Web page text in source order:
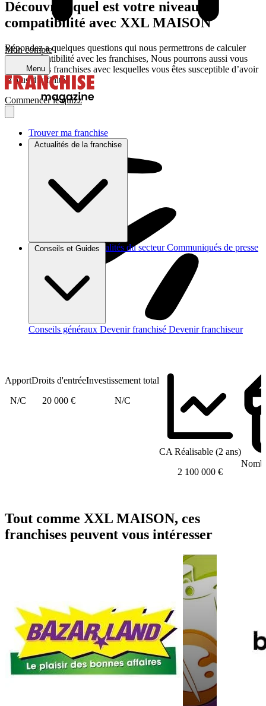
Mon compte
Menu
Trouver ma franchise
Actualités de la franchise
Brèves et actus Actualités du secteur Communiqués de presse
Conseils et Guides
Conseils généraux Devenir franchisé Devenir franchiseur
Découvrez quel est votre niveau de
compatibilité avec XXL MAISON
Répondez a quelques questions qui nous permettrons de calculer
votre compatibilité avec les franchises, Nous pourrons aussi vous
présenter les franchises avec lesquelles vous êtes susceptible d’avoir
le plus d’affinité
Commencer le quizz
Apport
N/C
Droits d'entrée
20 000 €
Investissement total
N/C
CA Réalisable (2 ans)
2 100 000 €
Tout comme XXL MAISON, ces
franchises peuvent vous intéresser